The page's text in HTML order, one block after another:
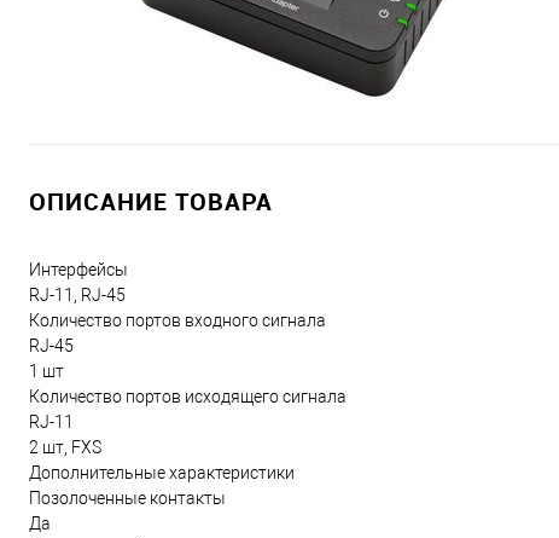
ОПИСАНИЕ ТОВАРА
Интерфейсы
RJ-11, RJ-45
Количество портов входного сигнала
RJ-45
1 шт
Количество портов исходящего сигнала
RJ-11
2 шт, FXS
Дополнительные характеристики
Позолоченные контакты
Да